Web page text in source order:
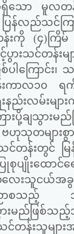
ာရှိသော မူလ
ပြန်လည်သင်က
းကို (၄)ကြိမ်
ပွားသင်တန်း
ပါကြောင်း၊
ာလ၁၀ ရက်
းနည်းလမ်း
းပို့ချသွား
တများစွာ
င်တန်းတွင် မြ
ပျိုးထောင်ရ
ေးသူငယ်အခွင့်
ာစသည့် ဘာ
ားမည်ဖြစ်
တန်းသူများ